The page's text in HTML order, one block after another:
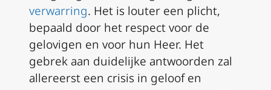
verwarring. Het is louter een plicht,
bepaald door het respect voor de
gelovigen en voor hun Heer. Het
gebrek aan duidelijke antwoorden zal
allereerst een crisis in geloof en